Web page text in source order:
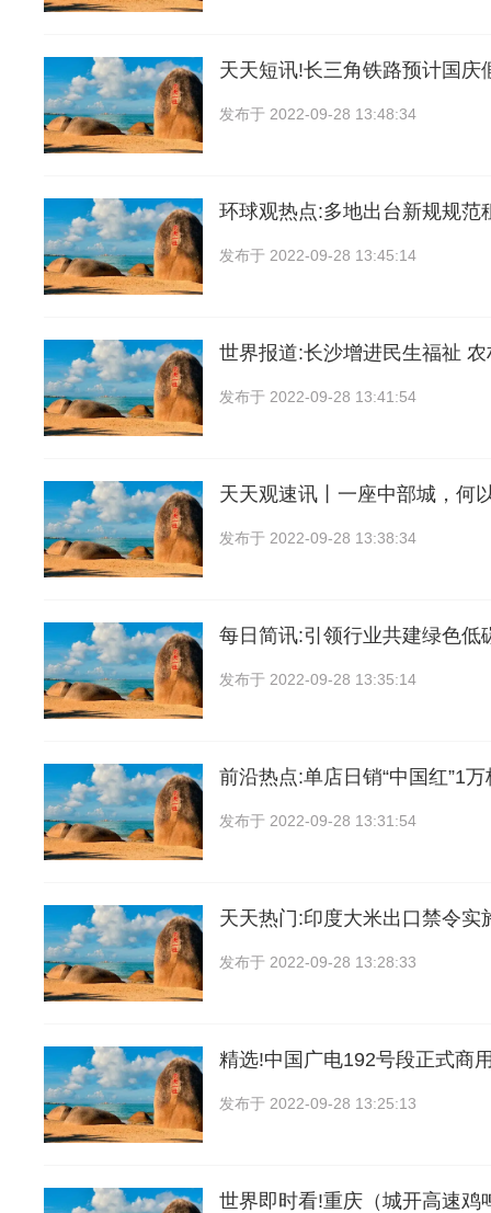
天天短讯!长三角铁路预计国庆
发布于 2022-09-28 13:48:34
环球观热点:多地出台新规规范
发布于 2022-09-28 13:45:14
世界报道:长沙增进民生福祉
发布于 2022-09-28 13:41:54
天天观速讯丨一座中部城，何
发布于 2022-09-28 13:38:34
每日简讯:引领行业共建绿色低
发布于 2022-09-28 13:35:14
前沿热点:单店日销“中国红”1
发布于 2022-09-28 13:31:54
天天热门:印度大米出口禁令实
发布于 2022-09-28 13:28:33
精选!中国广电192号段正式商
发布于 2022-09-28 13:25:13
世界即时看!重庆（城开高速鸡